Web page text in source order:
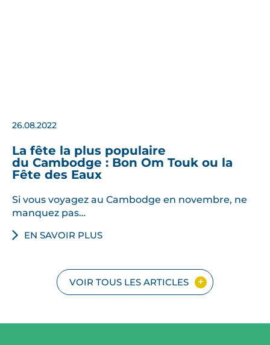
26.08.2022
La fête la plus populaire
du Cambodge : Bon Om Touk ou la
Fête des Eaux
Si vous voyagez au Cambodge en novembre, ne
manquez pas…
EN SAVOIR PLUS
VOIR TOUS LES ARTICLES